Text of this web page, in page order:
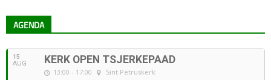
AGENDA
15
AUG KERK OPEN TSJERKEPAAD
13:00 - 17:00 Sint Petruskerk